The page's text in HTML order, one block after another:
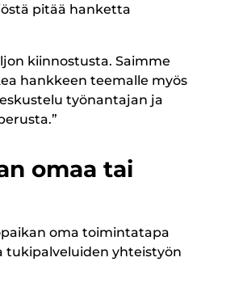
pitää hanketta
kiinnostusta. Saimme
hankkeen teemalle myös
työnantajan ja
omaa tai
oma toimintatapa
tukipalveluiden yhteistyön